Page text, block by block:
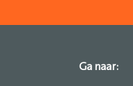
Ga naar: